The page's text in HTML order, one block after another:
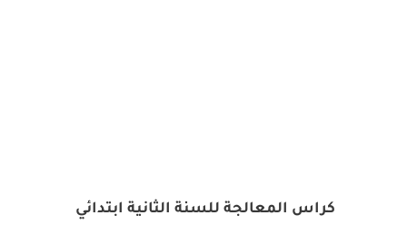
كراس المعالجة للسنة الثانية ابتدائي